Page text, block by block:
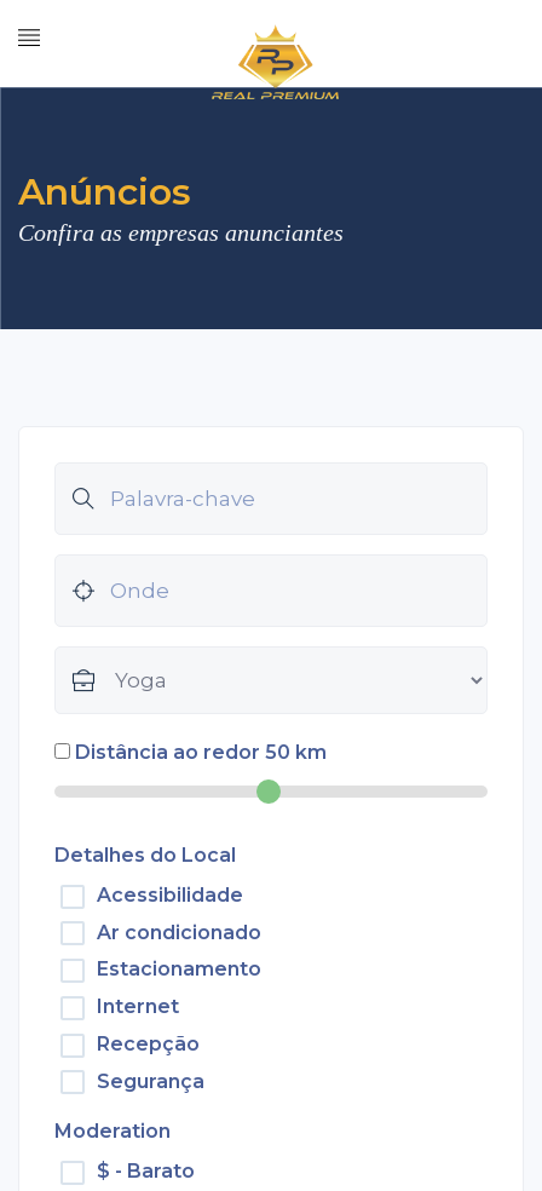
Anúncios
Confira as empresas anunciantes
Distância ao redor 50 km
Detalhes do Local
Acessibilidade
Ar condicionado
Estacionamento
Internet
Recepção
Segurança
Moderation
$ - Barato